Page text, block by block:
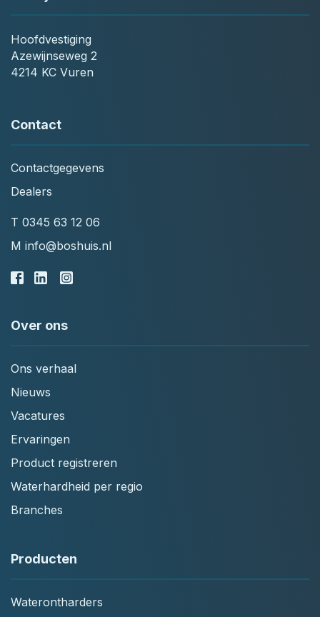
Hoofdvestiging
Azewijnseweg 2
4214 KC Vuren
Contact
Contactgegevens
Dealers
T 0345 63 12 06
M info@boshuis.nl
Over ons
Ons verhaal
Nieuws
Vacatures
Ervaringen
Product registreren
Waterhardheid per regio
Branches
Producten
Waterontharders